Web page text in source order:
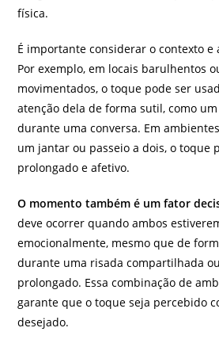
física.
É importante considerar o contexto e
Por exemplo, em locais barulhentos
movimentados, o toque pode ser
atenção dela de forma sutil, como
durante uma conversa. Em
um jantar ou passeio a dois, o toque
prolongado e afetivo.
O momento também é um fator
deve ocorrer quando ambos
emocionalmente, mesmo que de
durante uma risada compartilhada
prolongado. Essa combinação de
garante que o toque seja percebido
desejado.